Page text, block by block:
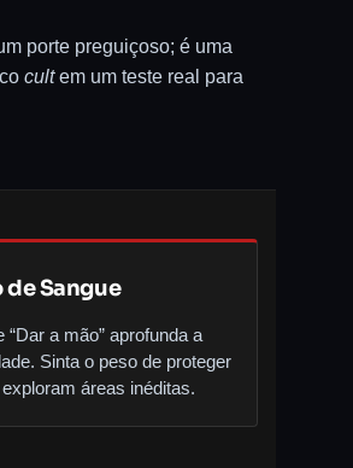
porte preguiçoso; é uma
cultem um teste real para
de Sangue
a mão” aprofunda a
Sinta o peso de proteger
áreas inéditas.